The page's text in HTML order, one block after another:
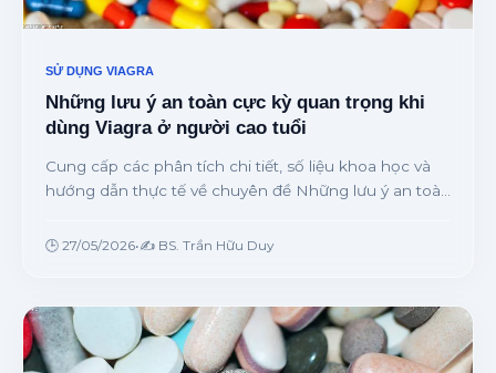
SỬ DỤNG VIAGRA
Những lưu ý an toàn cực kỳ quan trọng khi
dùng Viagra ở người cao tuổi
Cung cấp các phân tích chi tiết, số liệu khoa học và
hướng dẫn thực tế về chuyên đề Những lưu ý an toàn
chuyên gia.
🕒 27/05/2026•✍️ BS. Trần Hữu Duy